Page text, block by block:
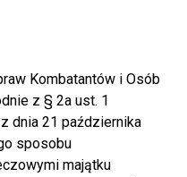
Kombatantów i Osób
z § 2a ust. 1
dnia 21 października
sposobu
majątku